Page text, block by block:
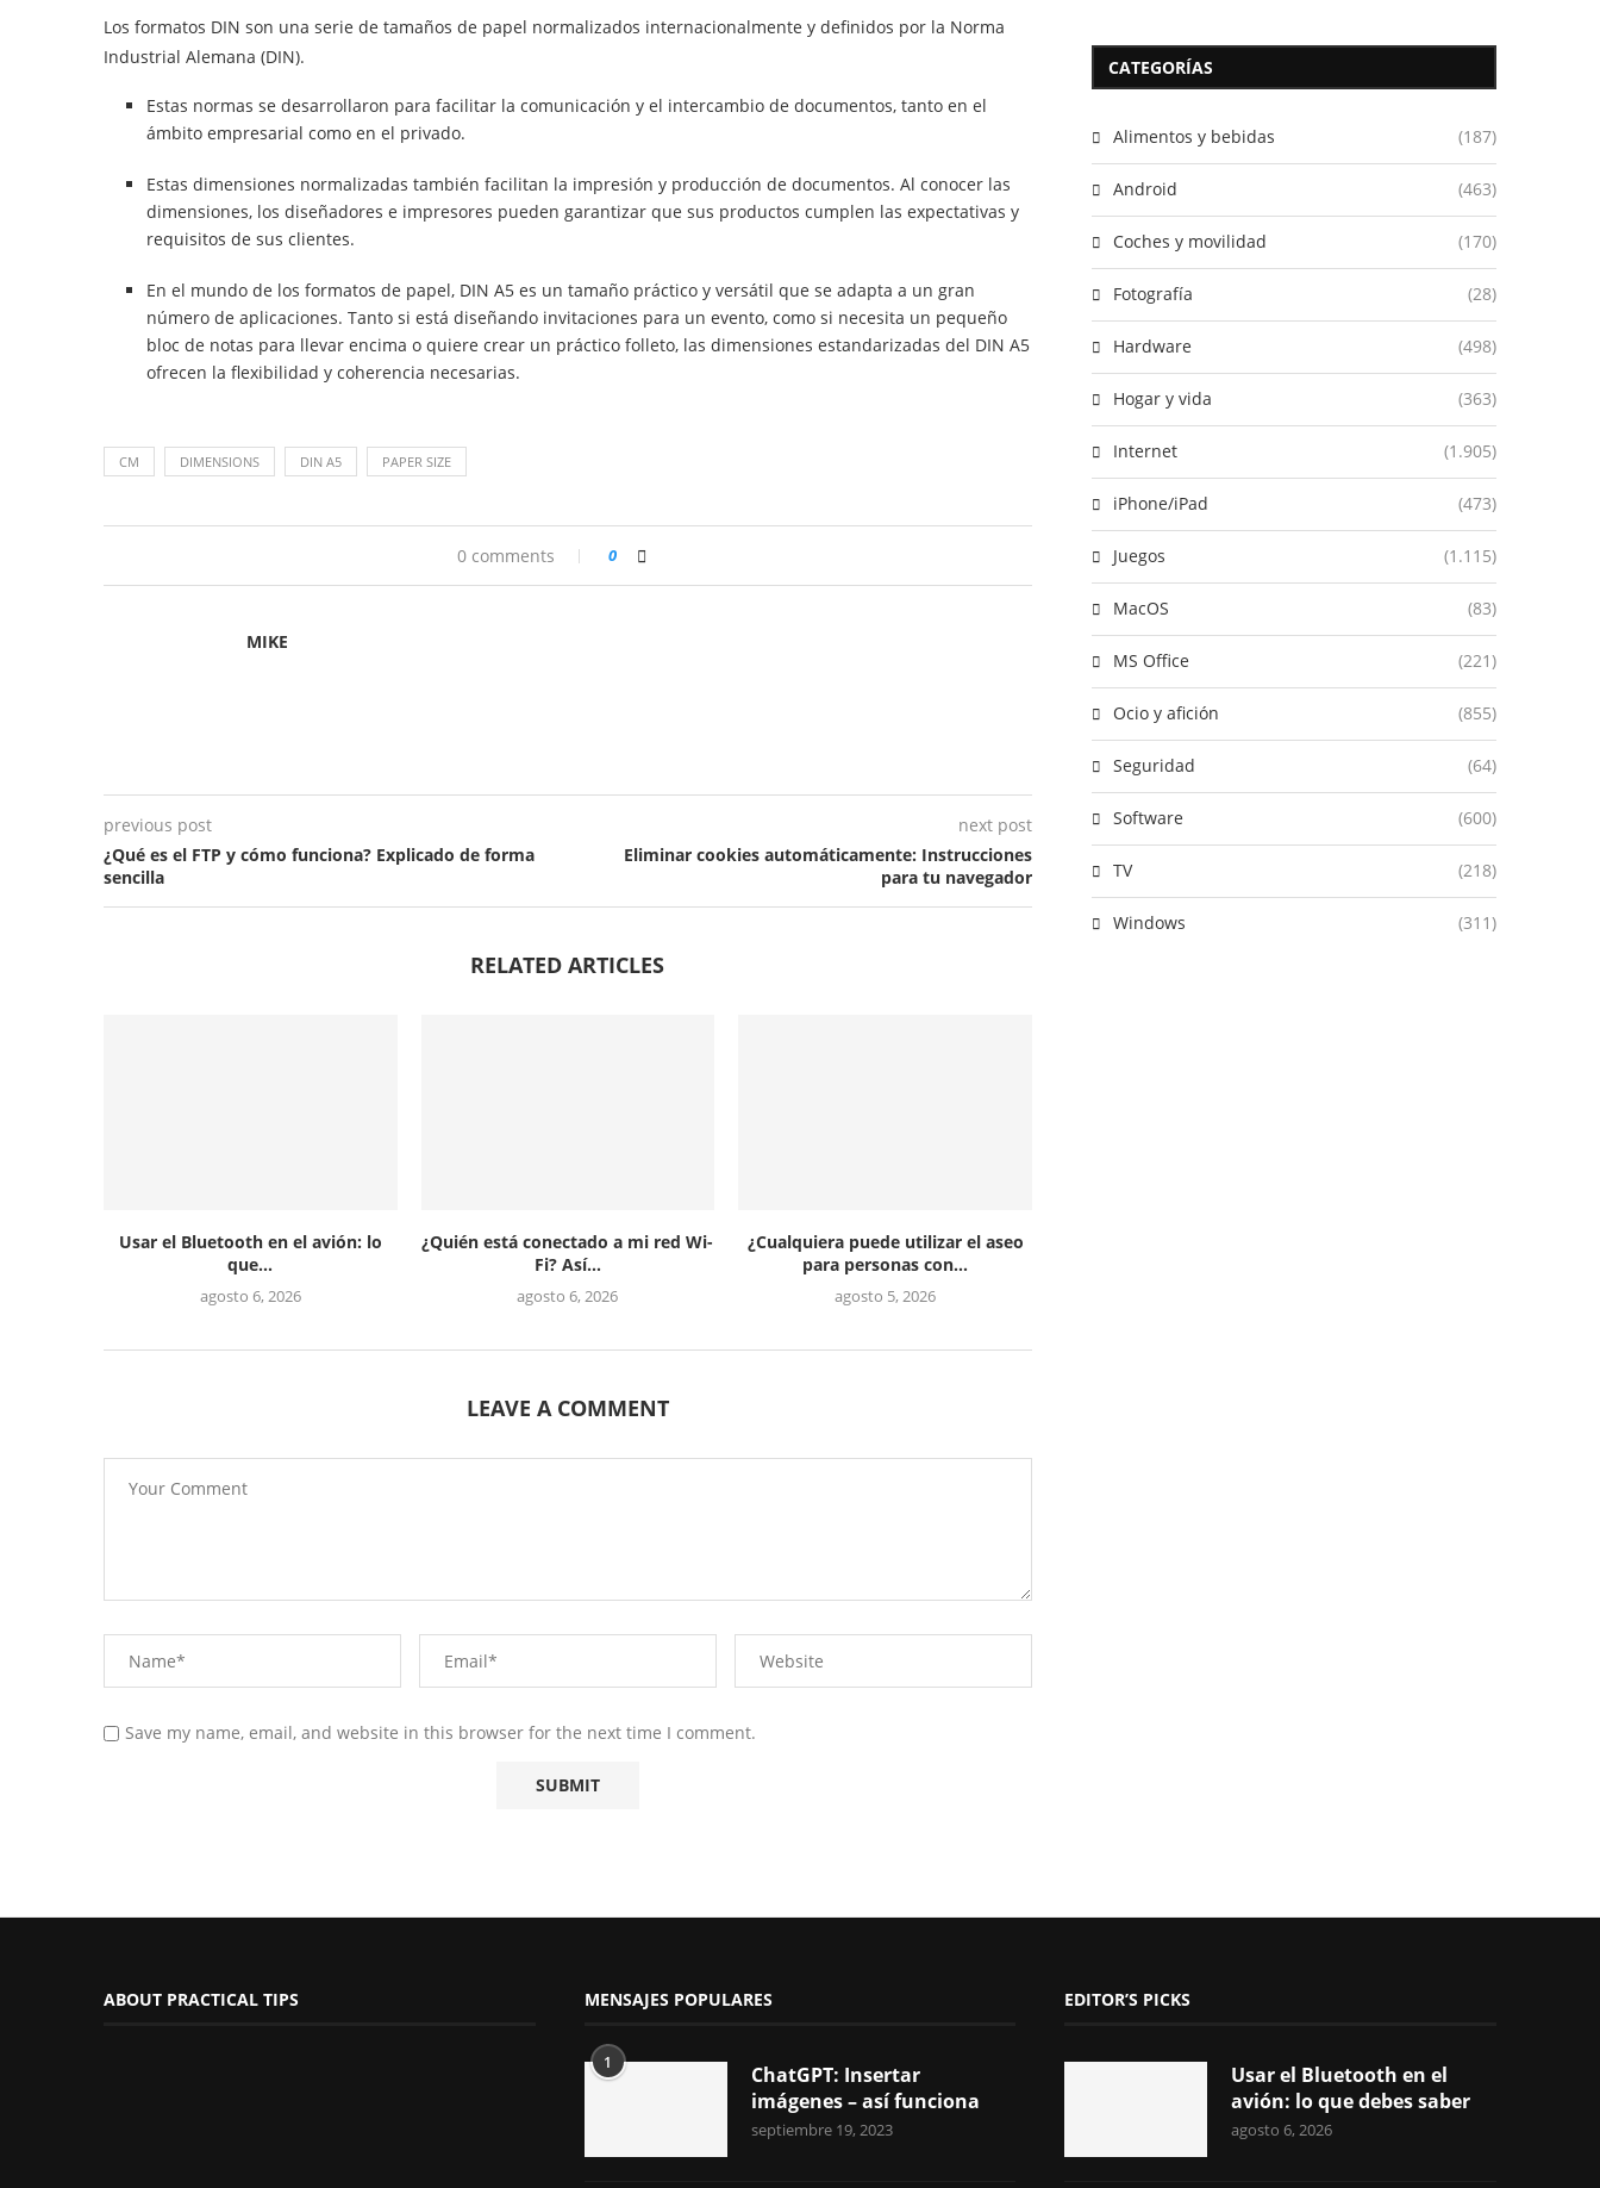
Los formatos DIN son una serie de tamaños de papel normalizados internacionalmente y definidos por la Norma
Industrial Alemana (DIN).
Estas normas se desarrollaron para facilitar la comunicación y el intercambio de documentos, tanto en el
ámbito empresarial como en el privado.
Estas dimensiones normalizadas también facilitan la impresión y producción de documentos. Al conocer las
dimensiones, los diseñadores e impresores pueden garantizar que sus productos cumplen las expectativas y
requisitos de sus clientes.
En el mundo de los formatos de papel, DIN A5 es un tamaño práctico y versátil que se adapta a un gran
número de aplicaciones. Tanto si está diseñando invitaciones para un evento, como si necesita un pequeño
bloc de notas para llevar encima o quiere crear un práctico folleto, las dimensiones estandarizadas del DIN A5
ofrecen la flexibilidad y coherencia necesarias.
CM DIMENSIONS DIN A5 PAPER SIZE
0 comments 0
MIKE
previous post
¿Qué es el FTP y cómo funciona? Explicado de forma
sencilla
next post
Eliminar cookies automáticamente: Instrucciones
para tu navegador
RELATED ARTICLES
Usar el Bluetooth en el avión: lo
que...
agosto 6, 2026
¿Quién está conectado a mi red Wi-
Fi? Así...
agosto 6, 2026
¿Cualquiera puede utilizar el aseo
para personas con...
agosto 5, 2026
LEAVE A COMMENT
Save my name, email, and website in this browser for the next time I comment.
CATEGORÍAS
Alimentos y bebidas (187)
Android (463)
Coches y movilidad (170)
Fotografía (28)
Hardware (498)
Hogar y vida (363)
Internet (1.905)
iPhone/iPad (473)
Juegos (1.115)
MacOS (83)
MS Office (221)
Ocio y afición (855)
Seguridad (64)
Software (600)
TV (218)
Windows (311)
ABOUT PRACTICAL TIPS MENSAJES POPULARES
1
ChatGPT: Insertar
imágenes – así funciona
septiembre 19, 2023
EDITOR’S PICKS
Usar el Bluetooth en el
avión: lo que debes saber
agosto 6, 2026